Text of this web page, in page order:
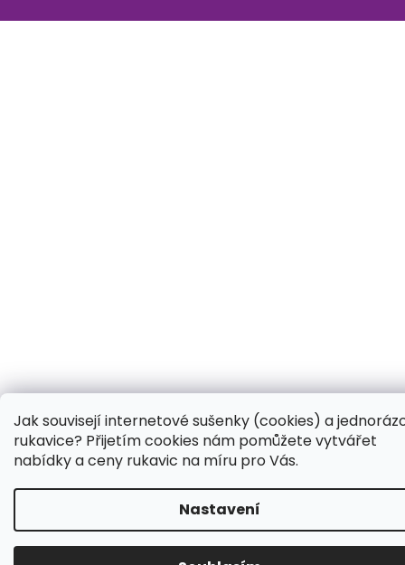
Jak souvisejí internetové sušenky (cookies) a
rukavice? Přijetím cookies nám pomůžete vytvářet
nabídky a ceny rukavic na míru pro Vás.
Nastavení